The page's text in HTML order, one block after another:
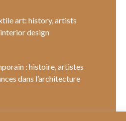
art: history, artists
design
: histoire, artistes
dans l’architecture